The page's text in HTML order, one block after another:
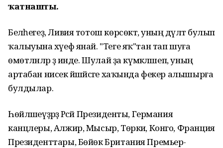
ҡатнашты.
Беләһегеҙ, Ливия тотош көрсөктә, уның дәүләт булып
ҡалыуына хәүеф янай. "Теге яҡ"тан тап шуға
өмөтләнәләр ҙә инде. Шулай ҙа күмәкләшеп, уның
артабан нисек йәшәйәсәге хаҡында фекер алышырға
булдылар.
Һөйләшеүҙәрҙә Рәсәй Президенты, Германия
канцлеры, Алжир, Мысыр, Төркиә, Конго, Франция
Президенттары, Бөйөк Британия Премьер-